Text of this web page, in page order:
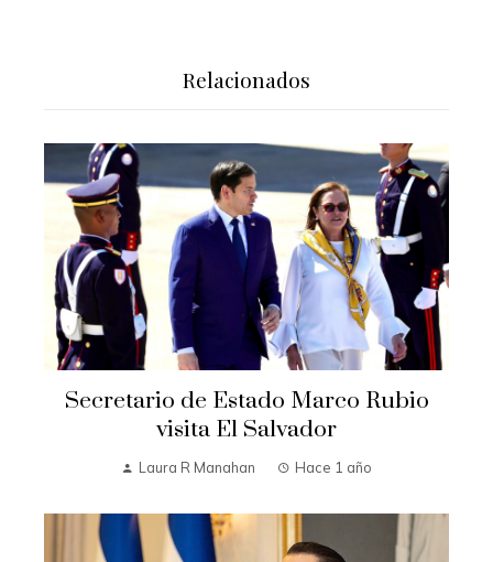
Relacionados
Secretario de Estado Marco Rubio
visita El Salvador
Laura R Manahan Hace 1 año